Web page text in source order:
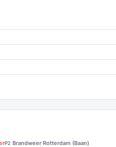
P2 Brandweer Rotterdam (Baan)